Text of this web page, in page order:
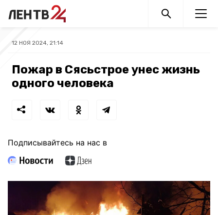
12 НОЯ 2024, 21:14
Пожар в Сясьстрое унес жизнь
одного человека
Подписывайтесь на нас в